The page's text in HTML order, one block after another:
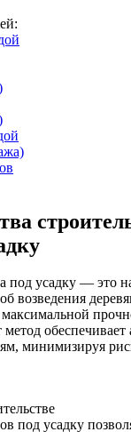
под усадку — это
возведения
максимальной
минимизируя
под усадку